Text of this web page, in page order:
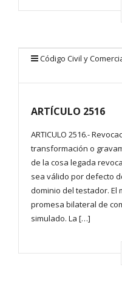
Código Civil y
ARTÍCULO 2516
ARTICULO 2516.-
transformación o
de la cosa legada
sea válido por defecto
dominio del testador. El
promesa bilateral de
simulado. La […]